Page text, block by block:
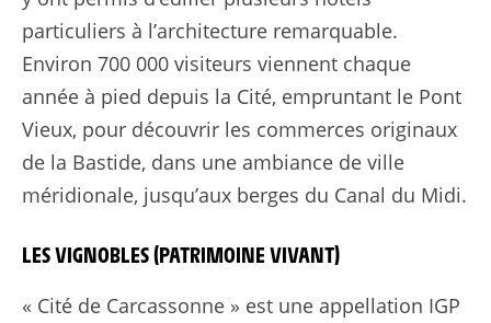
particuliers à l’architecture remarquable.
Environ 700 000 visiteurs viennent chaque
année à pied depuis la Cité, empruntant le Pont
Vieux, pour découvrir les commerces originaux
de la Bastide, dans une ambiance de ville
méridionale, jusqu’aux berges du Canal du Midi.
LES VIGNOBLES (PATRIMOINE VIVANT)
« Cité de Carcassonne » est une appellation IGP